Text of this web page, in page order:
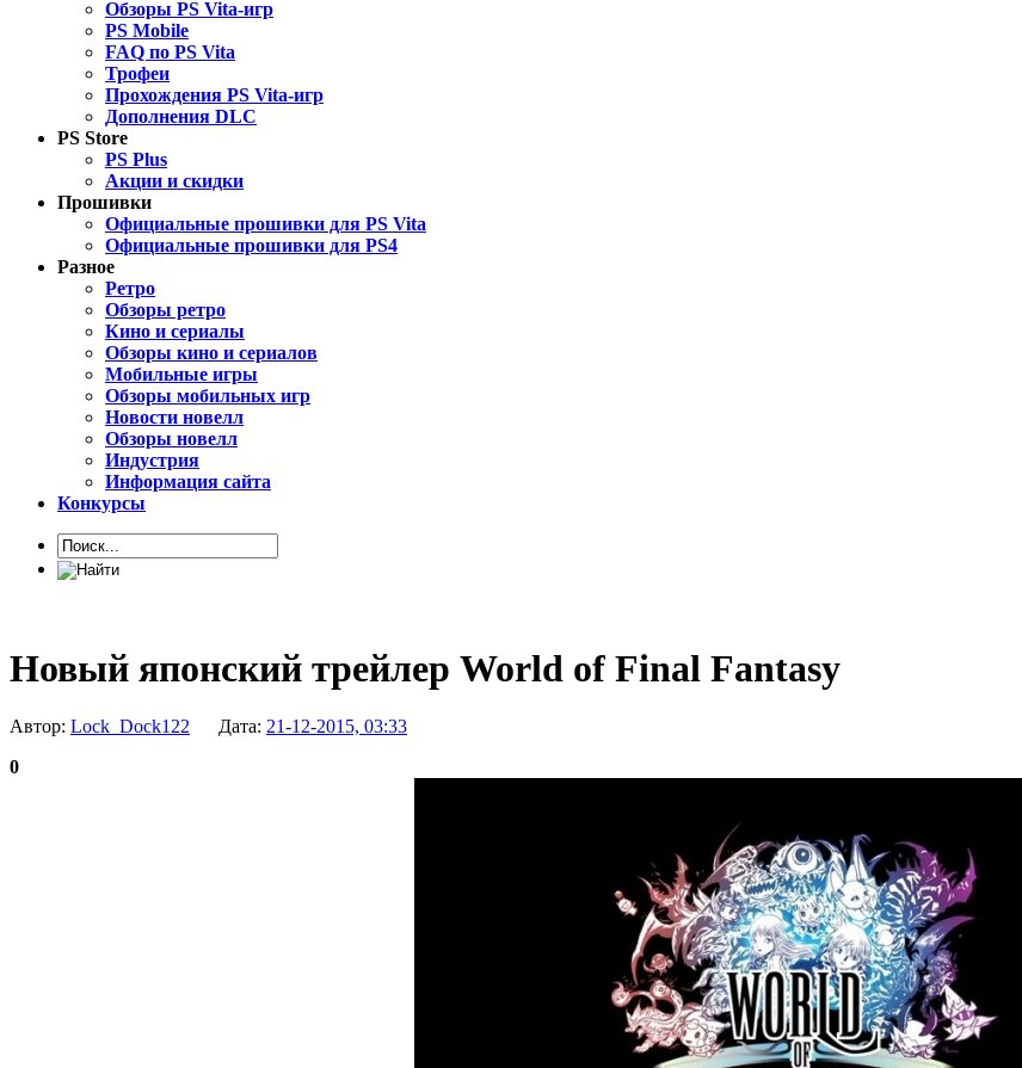
Обзоры PS Vita-игр
PS Mobile
FAQ по PS Vita
Трофеи
Прохождения PS Vita-игр
Дополнения DLC
PS Store
PS Plus
Акции и скидки
Прошивки
Официальные прошивки для PS Vita
Официальные прошивки для PS4
Разное
Ретро
Обзоры ретро
Кино и сериалы
Обзоры кино и сериалов
Мобильные игры
Обзоры мобильных игр
Новости новелл
Обзоры новелл
Индустрия
Информация сайта
Конкурсы
Новый японский трейлер World of Final Fantasy
Автор: Lock_Dock122 Дата: 21-12-2015, 03:33
0